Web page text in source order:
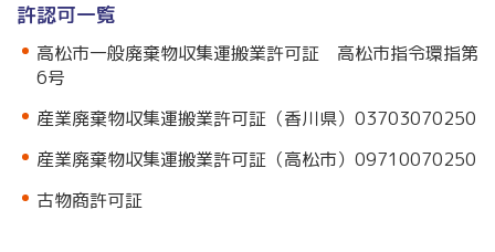
許認可一覧
高松市一般廃棄物収集運搬業許可証 高松市指令環指第
6号
産業廃棄物収集運搬業許可証（香川県）03703070250
産業廃棄物収集運搬業許可証（高松市）09710070250
古物商許可証